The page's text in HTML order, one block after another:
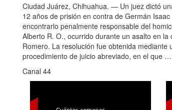
Ciudad Juárez, Chihuahua. — Un juez dictó
12 años de prisión en contra de Germán Isaac
encontrarlo penalmente responsable del
Alberto R. O., ocurrido durante un asalto en la
Romero. La resolución fue obtenida mediante
procedimiento de juicio abreviado, en el que …
Canal 44